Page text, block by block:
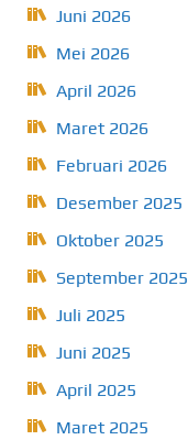
Juni 2026
Mei 2026
April 2026
Maret 2026
Februari 2026
Desember 2025
Oktober 2025
September 2025
Juli 2025
Juni 2025
April 2025
Maret 2025